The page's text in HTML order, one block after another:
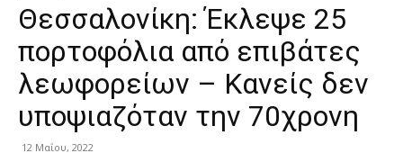
Θεσσαλονίκη: Έκλεψε 25
πορτοφόλια από επιβάτες
λεωφορείων – Κανείς δεν
υποψιαζόταν την 70χρονη
12 Μαΐου, 2022